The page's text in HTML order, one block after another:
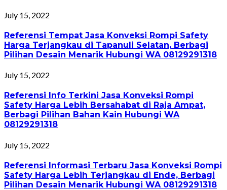
July 15, 2022
Referensi Tempat Jasa Konveksi Rompi Safety
Harga Terjangkau di Tapanuli Selatan, Berbagi
Pilihan Desain Menarik Hubungi WA 08129291318
July 15, 2022
Referensi Info Terkini Jasa Konveksi Rompi
Safety Harga Lebih Bersahabat di Raja Ampat,
Berbagi Pilihan Bahan Kain Hubungi WA
08129291318
July 15, 2022
Referensi Informasi Terbaru Jasa Konveksi Rompi
Safety Harga Lebih Terjangkau di Ende, Berbagi
Pilihan Desain Menarik Hubungi WA 08129291318